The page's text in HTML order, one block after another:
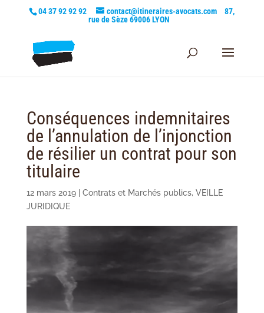
04 37 92 92 92 contact@itineraires-avocats.com
87,
rue de Sèze 69006 LYON
Conséquences indemnitaires
de l’annulation de l’injonction
de résilier un contrat pour son
titulaire
12 mars 2019| Contrats et Marchés publics, VEILLE
JURIDIQUE